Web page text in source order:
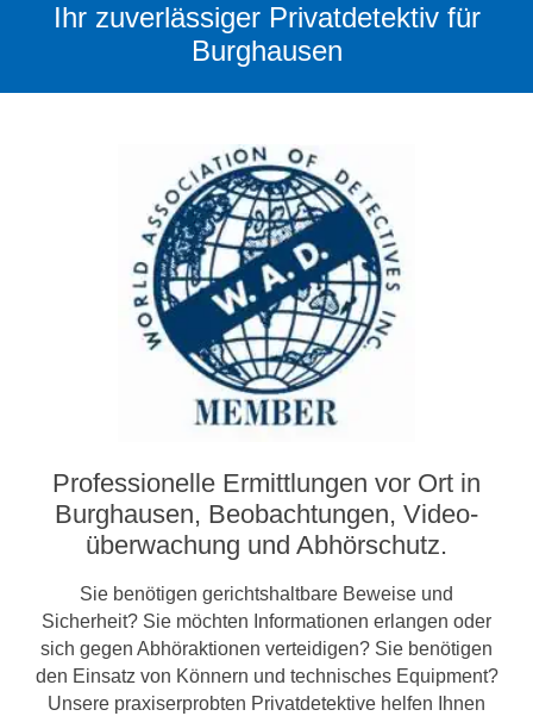
Ihr zuverlässiger Privatdetektiv für
Burghausen
Professionelle Ermittlungen vor Ort in
Burghausen, Beobachtungen, Video­­
überwachung und Abhörschutz.
Sie benötigen gerichtshaltbare Beweise und
Sicherheit? Sie möchten Informationen erlangen oder
sich gegen Abhöraktionen verteidigen? Sie benötigen
den Einsatz von Könnern und technisches Equipment?
Unsere praxiserprobten Privatdetektive helfen Ihnen